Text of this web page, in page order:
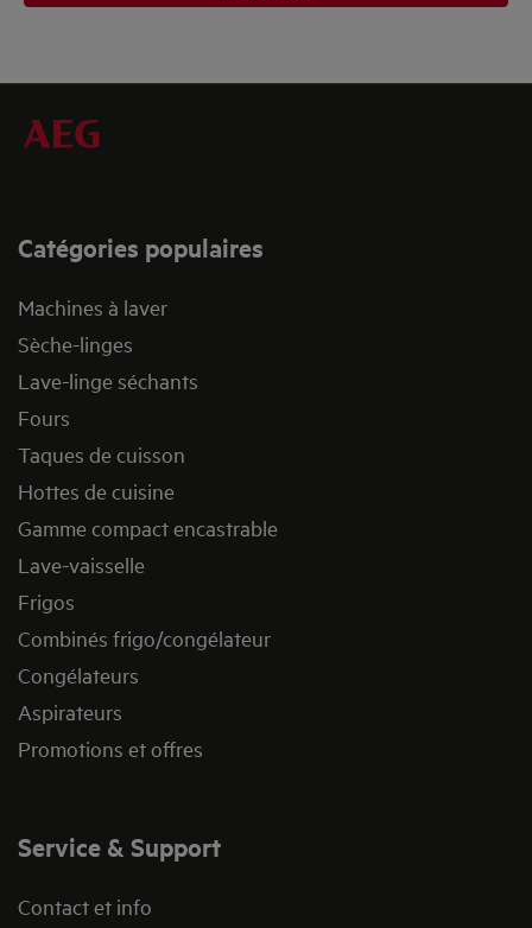
Catégories populaires
Machines à laver
Sèche-linges
Lave-linge séchants
Fours
Taques de cuisson
Hottes de cuisine
Gamme compact encastrable
Lave-vaisselle
Frigos
Combinés frigo/congélateur
Congélateurs
Aspirateurs
Promotions et offres
Service & Support
Contact et info